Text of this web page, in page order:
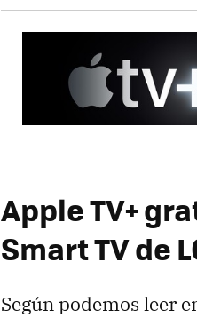
Apple TV+
Smart TV de
Según podemos leer